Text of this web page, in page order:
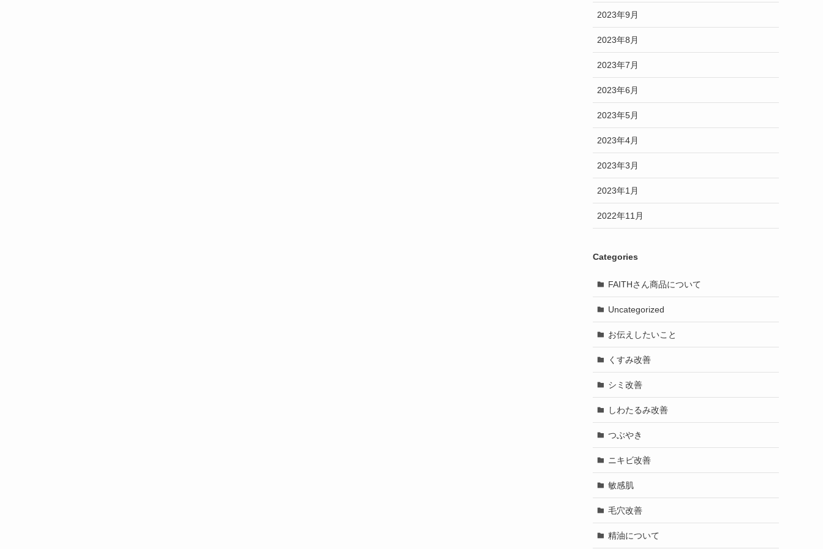
2023年9月
2023年8月
2023年7月
2023年6月
2023年5月
2023年4月
2023年3月
2023年1月
2022年11月
Categories
FAITHさん商品について
Uncategorized
お伝えしたいこと
くすみ改善
シミ改善
しわたるみ改善
つぶやき
ニキビ改善
敏感肌
毛穴改善
精油について